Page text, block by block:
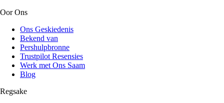
Oor Ons
Ons Geskiedenis
Bekend van
Pershulpbronne
Trustpilot Resensies
Werk met Ons Saam
Blog
Regsake